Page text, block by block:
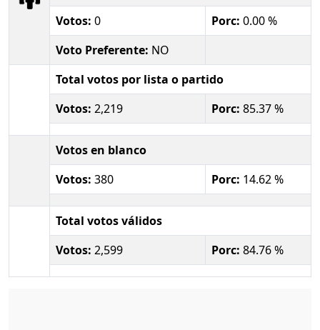
Votos: 0 Porc: 0.00 %
Voto Preferente: NO
Total votos por lista o partido
Votos: 2,219 Porc: 85.37 %
Votos en blanco
Votos: 380 Porc: 14.62 %
Total votos válidos
Votos: 2,599 Porc: 84.76 %